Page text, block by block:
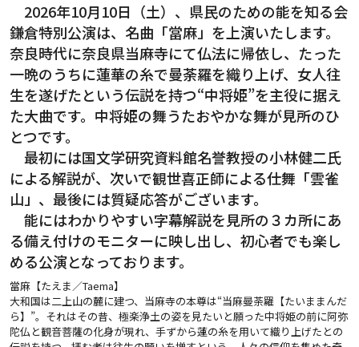
2026年10月10日（土）、県民のための能を知る会
鎌倉特別公演は、名曲「當麻」を上演いたします。
奈良時代に奈良県当麻寺にて仏法に帰依し、たった
一晩のうちに蓮華の糸で曼荼羅を織り上げ、女人往
生を遂げたという伝説を持つ“中将姫”を主役に据え
た大曲です。中将姫の舞うたおやかな舞が見所のひ
とつです。
最初には国文学研究資料館名誉教授の小林健二氏
による解説が、次いで観世喜正師による仕舞「雲雀
山」、最後には質疑応答がございます。
能にはわかりやすい字幕解説を見所の３カ所にあ
る備え付けのモニターに映し出し、初心者でも楽し
める公演となっております。
當麻【たえま／Taema】
大和国は二上山の麓に建つ、当麻寺の本尊は“当麻曼荼羅【たいままんだ
ら】”。それはその昔、極楽浄土の姿を見たいと願った中将姫の前に阿弥
陀仏と観音菩薩の化身が現れ、手ずから蓮の糸を用いて織り上げたとの